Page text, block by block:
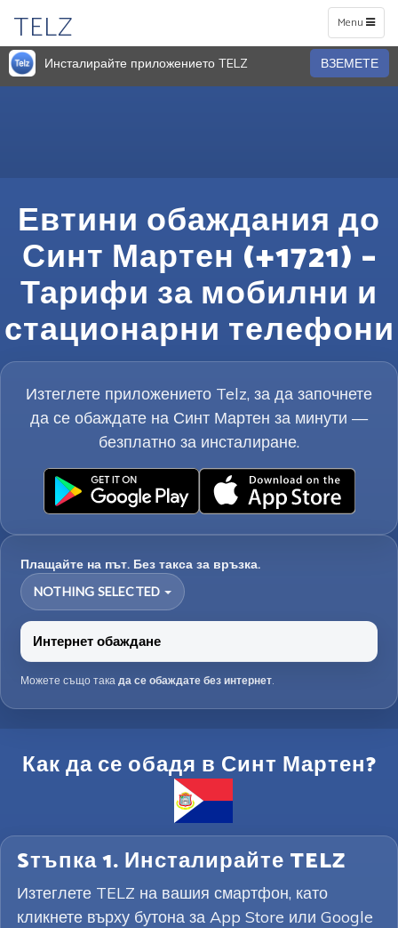
Toggle
navigation
Menu
TELZ
Инсталирайте приложението TELZ ВЗЕМЕТЕ
Евтини обаждания до
Синт Мартен (+1721) –
Тарифи за мобилни и
стационарни телефони
Изтеглете приложението Telz, за да започнете
да се обаждате на Синт Мартен за минути —
безплатно за инсталиране.
Плащайте на път. Без такса за връзка.
NOTHING SELECTED
Интернет обаждане
Можете също така да се обаждате без интернет.
Как да се обадя в Синт Мартен?
Sтъпка 1. Инсталирайте TELZ
Изтеглете TELZ на вашия смартфон, като
кликнете върху бутона за App Store или Google